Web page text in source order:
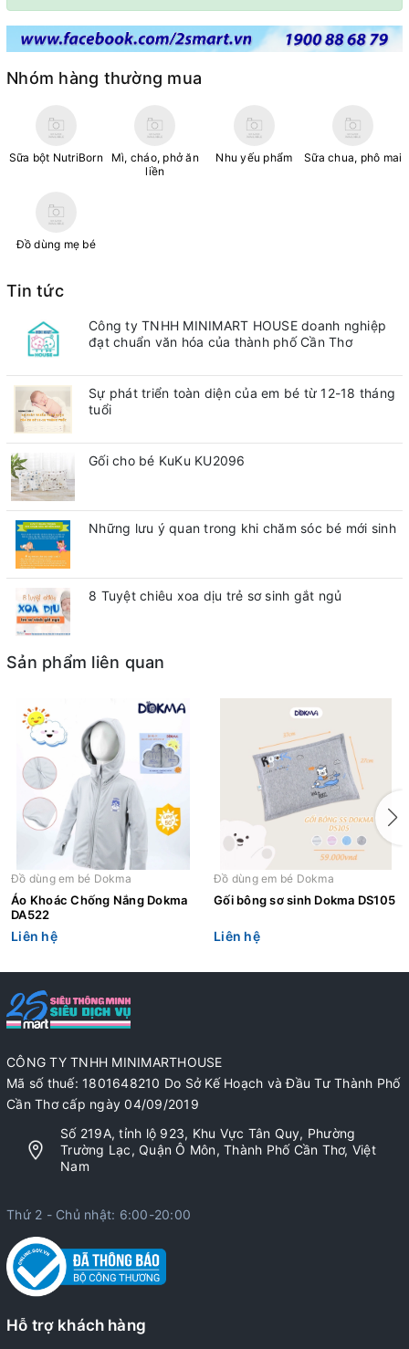
Nhóm hàng thường mua
Sữa bột NutriBorn
Mì, cháo, phở ăn
liền
Nhu yếu phẩm Sữa chua, phô mai
Đồ dùng mẹ bé
Tin tức
Công ty TNHH MINIMART HOUSE doanh nghiệp
đạt chuẩn văn hóa của thành phố Cần Thơ
Sự phát triển toàn diện của em bé từ 12-18 tháng
tuổi
Gối cho bé KuKu KU2096
Những lưu ý quan trong khi chăm sóc bé mới sinh
8 Tuyệt chiêu xoa dịu trẻ sơ sinh gắt ngủ
Sản phẩm liên quan
Đồ dùng em bé Dokma
Áo Khoác Chống Nắng Dokma
DA522
Liên hệ
Đồ dùng em bé Dokma
Gối bông sơ sinh Dokma DS105
Liên hệ
CÔNG TY TNHH MINIMARTHOUSE
Mã số thuế: 1801648210 Do Sở Kế Hoạch và Đầu Tư Thành Phố
Cần Thơ cấp ngày 04/09/2019
Số 219A, tỉnh lộ 923, Khu Vực Tân Quy, Phường
Trường Lạc, Quận Ô Môn, Thành Phố Cần Thơ, Việt
Nam
Thứ 2 - Chủ nhật: 6:00-20:00
Hỗ trợ khách hàng